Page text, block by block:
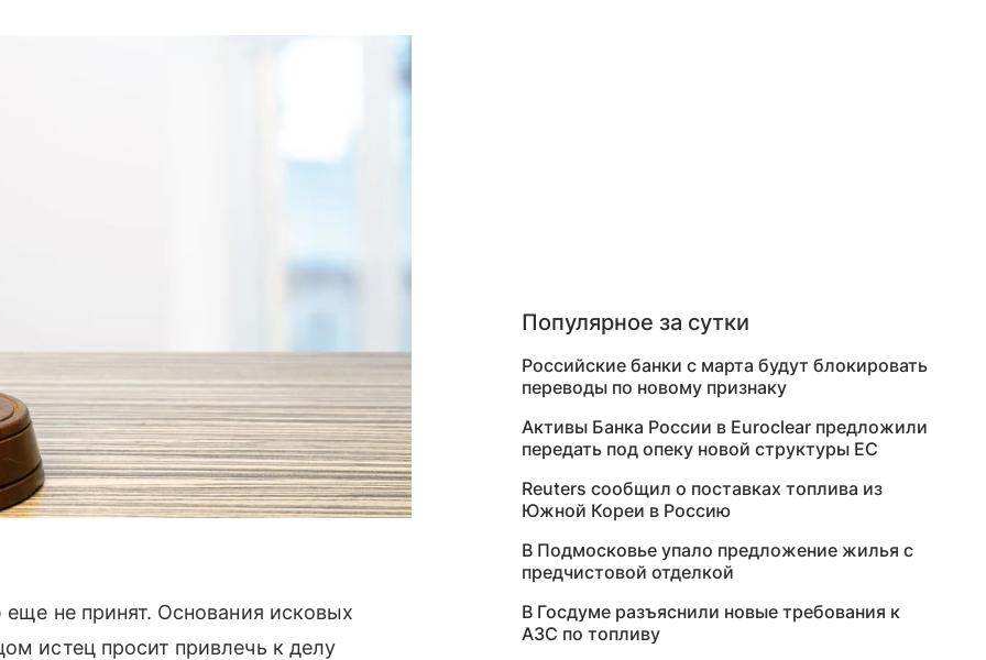
не принят. Основания исковых
истец просит привлечь к делу
Популярное за сутки
Российские банки с марта будут блокировать
переводы по новому признаку
Активы Банка России в Euroclear предложили
передать под опеку новой структуры ЕС
Reuters сообщил о поставках топлива из
Южной Кореи в Россию
В Подмосковье упало предложение жилья с
предчистовой отделкой
В Госдуме разъяснили новые требования к
АЗС по топливу